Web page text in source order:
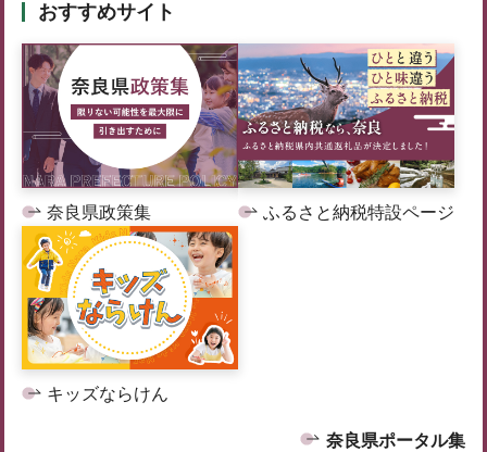
おすすめサイト
奈良県政策集 ふるさと納税特設ページ
キッズならけん
奈良県ポータル集